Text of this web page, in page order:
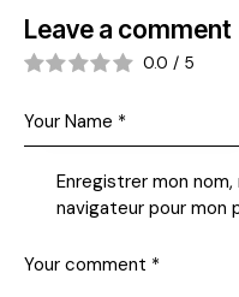
Leave a comment
0.0 / 5
Enregistrer mon
navigateur pour mon